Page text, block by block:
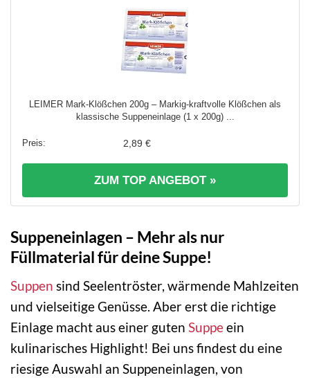
LEIMER Mark-Klößchen 200g – Markig-kraftvolle Klößchen als
klassische Suppeneinlage (1 x 200g) ...
2,89 €
ZUM TOP ANGEBOT »
Suppeneinlagen – Mehr als nur
Füllmaterial für deine Suppe!
Suppen sind Seelentröster, wärmende Mahlzeiten
und vielseitige Genüsse. Aber erst die richtige
Einlage macht aus einer guten Suppeein
kulinarisches Highlight! Bei uns findest du eine
riesige Auswahl an Suppeneinlagen, von